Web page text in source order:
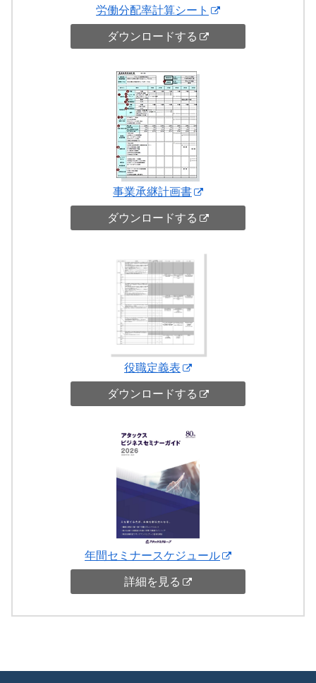
労働分配率計算シート
ダウンロードする
事業承継計画書
ダウンロードする
役職定義表
ダウンロードする
年間セミナースケジュール
詳細を見る